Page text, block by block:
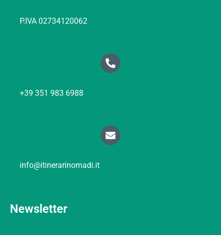
P.IVA 02734120062
+39 351 983 6988
info@itinerarinomadi.it
Newsletter